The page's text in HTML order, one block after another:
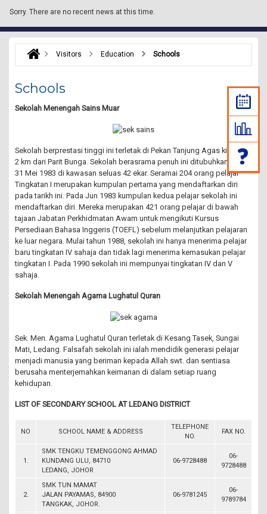
Sorry. There are no recent news at this time.
Visitors Education Schools
Schools
Sekolah Menengah Sains Muar
Sekolah berprestasi tinggi ini terletak di Pekan Tanjung Agas kira-kira
2 km dari Parit Bunga. Sekolah berasrama penuh ini ditubuhkan pada
31 Mei 1983 di kawasan seluas 42 ekar. Seramai 204 orang pelajar
Tingkatan I merupakan kumpulan pertama yang mendaftarkan diri
pada tarikh ini. Pada Jun 1983 kumpulan kedua pelajar sekolah ini
mendaftarkan diri. Mereka merupakan 421 orang pelajar di bawah
tajaan Jabatan Perkhidmatan Awam untuk mengikuti Kursus
Persediaan Bahasa Inggeris (TOEFL) sebelum melanjutkan pelajaran
ke luar negara. Mulai tahun 1988, sekolah ini hanya menerima pelajar
baru tingkatan IV sahaja dan tidak lagi menerima kemasukan pelajar
tingkatan I. Pada 1990 sekolah ini mempunyai tingkatan IV dan V
sahaja.
Sekolah Menengah Agama Lughatul Quran
Sek. Men. Agama Lughatul Quran terletak di Kesang Tasek, Sungai
Mati, Ledang. Falsafah sekolah ini ialah mendidik generasi pelajar
menjadi manusia yang beriman kepada Allah swt. dan sentiasa
berusaha menterjemahkan keimanan di dalam setiap ruang
kehidupan.
LIST OF SECONDARY SCHOOL AT LEDANG DISTRICT
NO SCHOOL NAME & ADDRESS
TELEPHONE
NO.
FAX NO.
1.
SMK TENGKU TEMENGGONG AHMAD
KUNDANG ULU, 84710
LEDANG, JOHOR
06-9728488
06-
9728488
2.
SMK TUN MAMAT
JALAN PAYAMAS, 84900
TANGKAK, JOHOR.
06-9781245
06-
9789784